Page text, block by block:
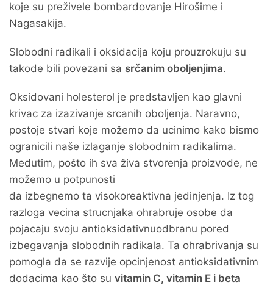
koje su preživele bombardovanje Hirošime i
Nagasakija.
Slobodni radikali i oksidacija koju prouzrokuju su
takode bili povezani sa srčanim oboljenjima.
Oksidovani holesterol je predstavljen kao glavni
krivac za izazivanje srcanih oboljenja. Naravno,
postoje stvari koje možemo da ucinimo kako bismo
ogranicili naše izlaganje slobodnim radikalima.
Medutim, pošto ih sva živa stvorenja proizvode, ne
možemo u potpunosti
da izbegnemo ta visokoreaktivna jedinjenja. Iz tog
razloga vecina strucnjaka ohrabruje osobe da
pojacaju svoju antioksidativnuodbranu pored
izbegavanja slobodnih radikala. Ta ohrabrivanja su
pomogla da se razvije opcinjenost antioksidativnim
dodacima kao što su vitamin C, vitamin E i beta